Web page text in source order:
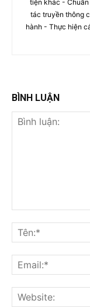
tiện khác -
tác truyền thông
hành - Thực hiện
BÌNH LUẬN